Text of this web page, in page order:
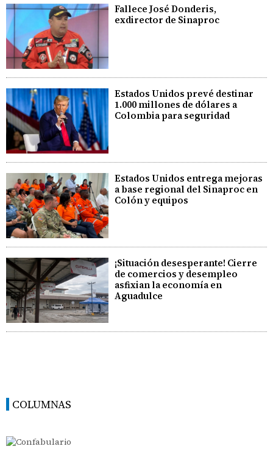
Fallece José Donderis,
exdirector de Sinaproc
Estados Unidos prevé destinar
1.000 millones de dólares a
Colombia para seguridad
Estados Unidos entrega mejoras
a base regional del Sinaproc en
Colón y equipos
¡Situación desesperante! Cierre
de comercios y desempleo
asfixian la economía en
Aguadulce
COLUMNAS